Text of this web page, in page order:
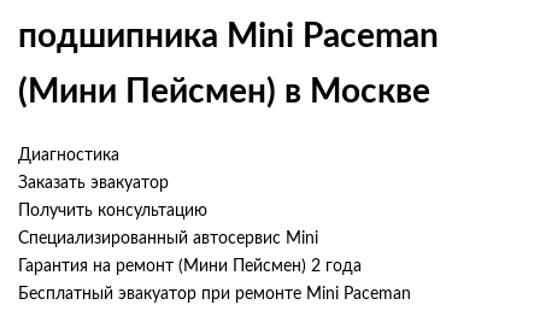
подшипника Mini Paceman
(Мини Пейсмен) в Москве
Диагностика
Заказать эвакуатор
Получить консультацию
Специализированный автосервис Mini
Гарантия на ремонт (Мини Пейсмен) 2 года
Бесплатный эвакуатор при ремонте Mini Paceman